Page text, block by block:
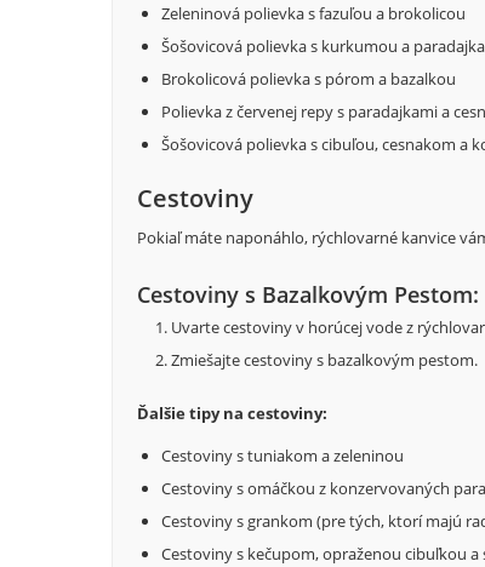
Zeleninová polievka s fazuľou a brokolicou
Šošovicová polievka s kurkumou a
Brokolicová polievka s pórom a bazalkou
Polievka z červenej repy s paradajkami a
Šošovicová polievka s cibuľou, cesnakom a
Cestoviny
Pokiaľ máte naponáhlo, rýchlovarné kanvice
Cestoviny s Bazalkovým Pestom:
Uvarte cestoviny v horúcej vode z
Zmiešajte cestoviny s bazalkovým pestom.
Ďalšie tipy na cestoviny:
Cestoviny s tuniakom a zeleninou
Cestoviny s omáčkou z konzervovaných
Cestoviny s grankom (pre tých, ktorí majú
Cestoviny s kečupom, opraženou cibuľkou a